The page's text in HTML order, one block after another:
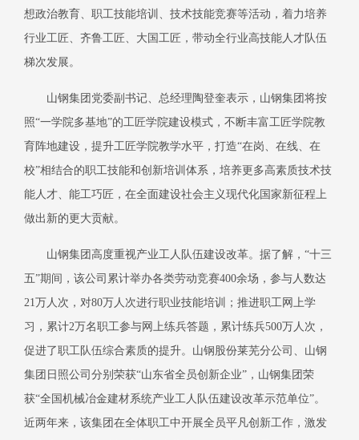
想政治教育、职工技能培训、技术技能竞赛等活动，着力培养
行业工匠、齐鲁工匠、大国工匠，带动全行业高技能人才队伍
梯次发展。
山钢集团党委副书记、总经理陶登奎表示，山钢集团将按
照“一学院多基地”的工匠学院建设模式，不断丰富工匠学院教
育阵地建设，提升工匠学院教学水平，打造“在岗、在线、在
校”相结合的职工技能和创新培训体系，培养更多高素质技术技
能人才、能工巧匠，在全面建设社会主义现代化国家新征程上
做出新的更大贡献。
山钢集团高度重视产业工人队伍建设改革。据了解，“十三
五”期间，该公司累计举办各类劳动竞赛400余场，参与人数达
21万人次，对80万人次进行职业技能培训；推进职工网上学
习，累计2万名职工参与网上练兵答题，累计练兵500万人次，
促进了职工队伍综合素质的提升。山钢股份莱芜分公司、山钢
集团日照公司分别荣获“山东省全员创新企业”，山钢集团荣
获“全国机械冶金建材系统产业工人队伍建设改革示范单位”。
近两年来，该集团在全体职工中开展全员平凡创新工作，激发